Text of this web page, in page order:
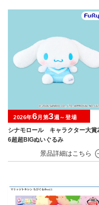
シナモロール キャラクター大賞
6超超BIGぬいぐるみ
2026年6月第3週～登場